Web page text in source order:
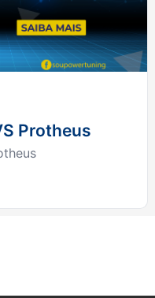
Protheus